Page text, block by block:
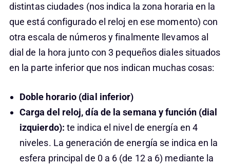
distintas ciudades (nos indica la zona horaria en la
que está configurado el reloj en ese momento) con
otra escala de números y finalmente llevamos al
dial de la hora junto con 3 pequeños diales situados
en la parte inferior que nos indican muchas cosas:
Doble horario (dial inferior)
Carga del reloj, día de la semana y función (dial
izquierdo): te indica el nivel de energía en 4
niveles. La generación de energía se indica en la
esfera principal de 0 a 6 (de 12 a 6) mediante la